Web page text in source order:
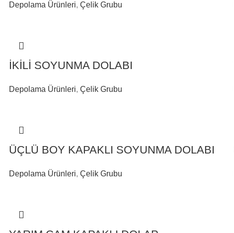
Depolama Ürünleri, Çelik Grubu
İKİLİ SOYUNMA DOLABI
Depolama Ürünleri, Çelik Grubu
ÜÇLÜ BOY KAPAKLI SOYUNMA DOLABI
Depolama Ürünleri, Çelik Grubu